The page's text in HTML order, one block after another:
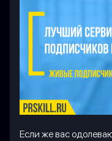
Если же вас